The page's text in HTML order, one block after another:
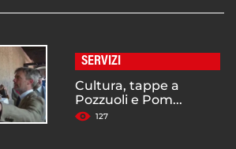
SERVIZI
Cultura, tappe a
Pozzuoli e Pom...
127